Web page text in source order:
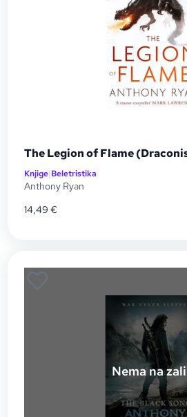
The Legion of Flame
Knjige|Beletristika
Anthony Ryan
14,49€
Nema na